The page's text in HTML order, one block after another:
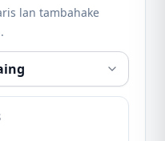
lan tambahake